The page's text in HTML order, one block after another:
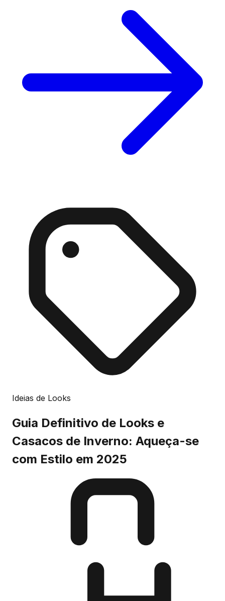
Ideias de Looks
Guia Definitivo de Looks e
Casacos de Inverno: Aqueça-se
com Estilo em 2025